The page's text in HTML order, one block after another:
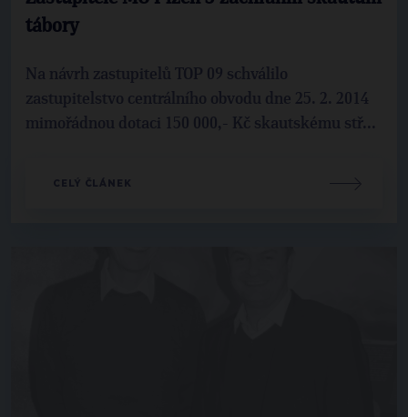
tábory
Na návrh zastupitelů TOP 09 schválilo
zastupitelstvo centrálního obvodu dne 25. 2. 2014
mimořádnou dotaci 150 000,- Kč skautskému stř...
CELÝ ČLÁNEK